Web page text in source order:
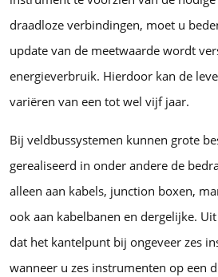
draadloze verbindingen, moet u
update van de meetwaarde wordt
energieverbruik. Hierdoor kan de
variëren van een tot wel vijf jaar.
Bij veldbussystemen kunnen grote
gerealiseerd in onder andere de
alleen aan kabels, junction boxen,
ook aan kabelbanen en dergelijke.
dat het kantelpunt bij ongeveer zes
wanneer u zes instrumenten op een